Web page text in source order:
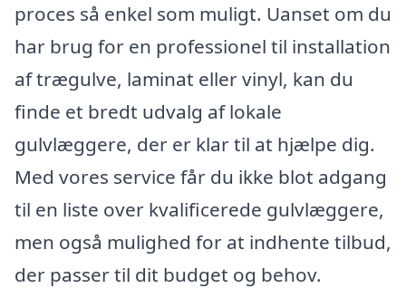
proces så enkel som muligt. Uanset om du
har brug for en professionel til installation
af trægulve, laminat eller vinyl, kan du
finde et bredt udvalg af lokale
gulvlæggere, der er klar til at hjælpe dig.
Med vores service får du ikke blot adgang
til en liste over kvalificerede gulvlæggere,
men også mulighed for at indhente tilbud,
der passer til dit budget og behov.